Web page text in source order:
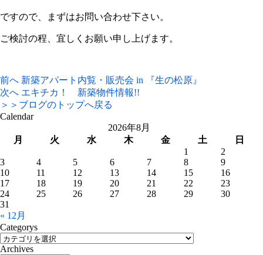
ですので、まずはお問い合わせ下さい。
ご検討の程、宜しくお願い申し上げます。
前へ 新築アパート内覧・販売会 in 『生の松原』
次へ エキチカ！ 新築物件情報!!
＞＞ブログのトップへ戻る
Calendar
2026年8月
月
火 水 木 金 土
日
1
2
3
4 5 6 7 8
9
10
11 12 13 14 15
16
17
18 19 20 21 22
23
24
25 26 27 28 29
30
31
« 12月
Categorys
Archives